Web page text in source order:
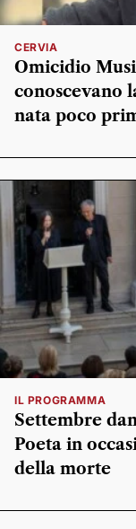
CERVIA
Omicidio
conoscevano
nata poco
IL PROGRAMMA
Settembre
Poeta in
della morte